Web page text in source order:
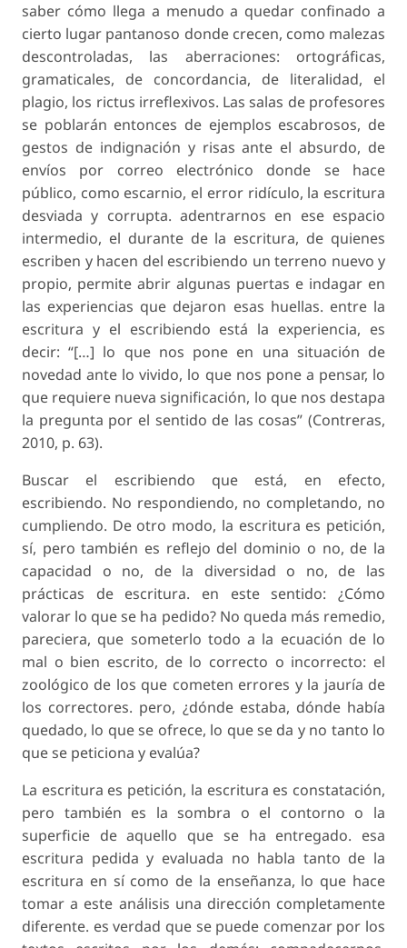
saber cómo llega a menudo a quedar confinado a
cierto lugar pantanoso donde crecen, como malezas
descontroladas, las aberraciones: ortográficas,
gramaticales, de concordancia, de literalidad, el
plagio, los rictus irreflexivos. Las salas de profesores
se poblarán entonces de ejemplos escabrosos, de
gestos de indignación y risas ante el absurdo, de
envíos por correo electrónico donde se hace
público, como escarnio, el error ridículo, la escritura
desviada y corrupta. adentrarnos en ese espacio
intermedio, el durante de la escritura, de quienes
escriben y hacen del escribiendo un terreno nuevo y
propio, permite abrir algunas puertas e indagar en
las experiencias que dejaron esas huellas. entre la
escritura y el escribiendo está la experiencia, es
decir: “[…] lo que nos pone en una situación de
novedad ante lo vivido, lo que nos pone a pensar, lo
que requiere nueva significación, lo que nos destapa
la pregunta por el sentido de las cosas” (Contreras,
2010, p. 63).
Buscar el escribiendo que está, en efecto,
escribiendo. No respondiendo, no completando, no
cumpliendo. De otro modo, la escritura es petición,
sí, pero también es reflejo del dominio o no, de la
capacidad o no, de la diversidad o no, de las
prácticas de escritura. en este sentido: ¿Cómo
valorar lo que se ha pedido? No queda más remedio,
pareciera, que someterlo todo a la ecuación de lo
mal o bien escrito, de lo correcto o incorrecto: el
zoológico de los que cometen errores y la jauría de
los correctores. pero, ¿dónde estaba, dónde había
quedado, lo que se ofrece, lo que se da y no tanto lo
que se peticiona y evalúa?
La escritura es petición, la escritura es constatación,
pero también es la sombra o el contorno o la
superficie de aquello que se ha entregado. esa
escritura pedida y evaluada no habla tanto de la
escritura en sí como de la enseñanza, lo que hace
tomar a este análisis una dirección completamente
diferente. es verdad que se puede comenzar por los